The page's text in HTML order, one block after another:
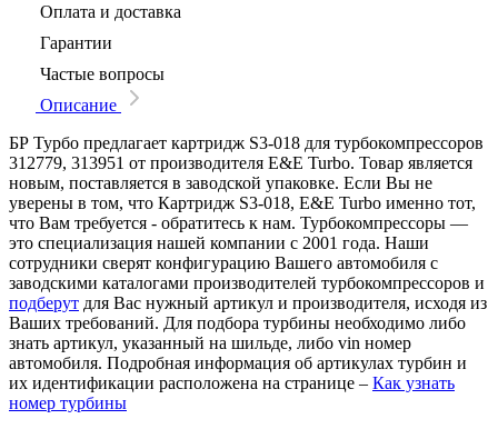
Оплата и доставка
Гарантии
Частые вопросы
Описание
БР Турбо предлагает картридж S3-018 для турбокомпрессоров
312779, 313951 от производителя E&E Turbo. Товар является
новым, поставляется в заводской упаковке. Если Вы не
уверены в том, что Картридж S3-018, E&E Turbo именно тот,
что Вам требуется - обратитесь к нам. Турбокомпрессоры —
это специализация нашей компании с 2001 года. Наши
сотрудники сверят конфигурацию Вашего автомобиля с
заводскими каталогами производителей турбокомпрессоров и
подберут для Вас нужный артикул и производителя, исходя из
Ваших требований. Для подбора турбины необходимо либо
знать артикул, указанный на шильде, либо vin номер
автомобиля. Подробная информация об артикулах турбин и
их идентификации расположена на странице – Как узнать
номер турбины